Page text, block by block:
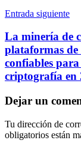
Entrada siguiente
La minería de
plataformas
confiables
criptografía en
Dejar un
Tu dirección de
obligatorios están